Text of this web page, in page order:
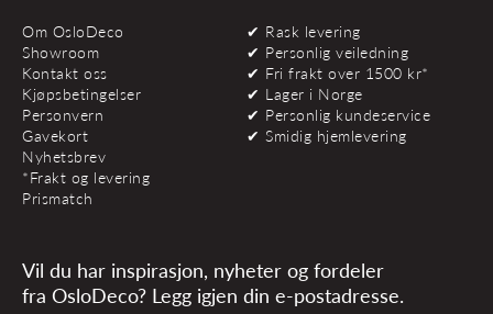
Om OsloDeco
Showroom
Kontakt oss
Kjøpsbetingelser
Personvern
Gavekort
Nyhetsbrev
*Frakt og levering
Prismatch
✔ Rask levering
✔ Personlig veiledning
✔ Fri frakt over 1500 kr*
✔ Lager i Norge
✔ Personlig kundeservice
✔ Smidig hjemlevering
Vil du har inspirasjon, nyheter og fordeler
fra OsloDeco? Legg igjen din e-postadresse.